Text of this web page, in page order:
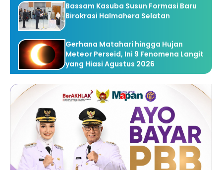
Bassam Kasuba Susun Formasi Baru
Birokrasi Halmahera Selatan
Gerhana Matahari hingga Hujan
Meteor Perseid, Ini 9 Fenomena Langit
yang Hiasi Agustus 2026